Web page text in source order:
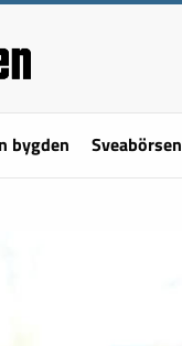
bygden Sveabörsen